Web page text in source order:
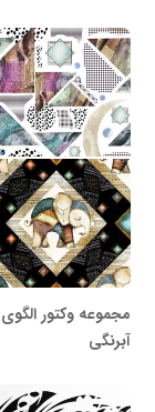
مجموعه وکتور
آبرنگی